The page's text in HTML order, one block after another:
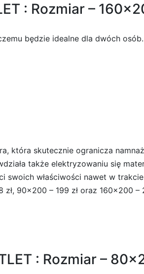
: Rozmiar –
będzie idealne dla dwóch
która skutecznie ogranicza
także elektryzowaniu się
swoich właściwości nawet w trakcie
90×200 – 199 zł oraz 160×200 –
: Rozmiar –